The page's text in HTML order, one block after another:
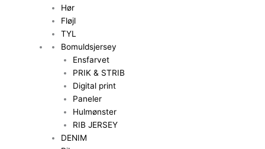
Hør
Fløjl
TYL
Bomuldsjersey
Ensfarvet
PRIK & STRIB
Digital print
Paneler
Hulmønster
RIB JERSEY
DENIM